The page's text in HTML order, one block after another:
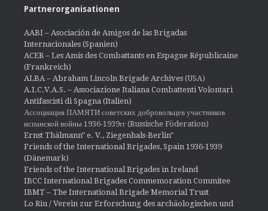
Partnerorganisationen
AABI – Asociación de Amigos de las Brigadas
Internacionales (Spanien)
ACER – Les Amis des Combattants en Espagne Républicaine
(Frankreich)
ALBA – Abraham Lincoln Brigade Archives (USA)
A.I.C.V.A.S. – Associazione Italiana Combattenti Volontari
Antifascisti di Spagna (Italien)
Ассоциация ПАМЯТИ советских добровольцев участников
испанской войны 1936-1939гг (Russische Föderation)
Ernst Thälmann" e. V., Ziegenhals-Berlin"
Friends of the International Brigades, Spain 1936-1939
(Dänemark)
Friends of the International Brigades in Ireland
IBCC International Brigades Commemoration Commitee
IBMT – The International Brigade Memorial Trust
Lo Riu / Verein zur Erforschung des archäologischen und